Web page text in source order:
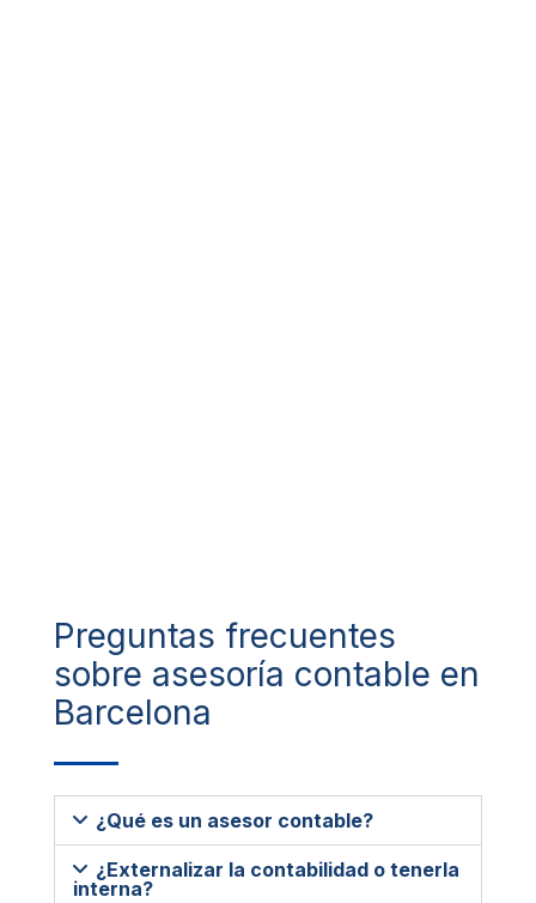
Preguntas frecuentes
sobre asesoría contable en
Barcelona
¿Qué es un asesor contable?
¿Externalizar la contabilidad o tenerla
interna?